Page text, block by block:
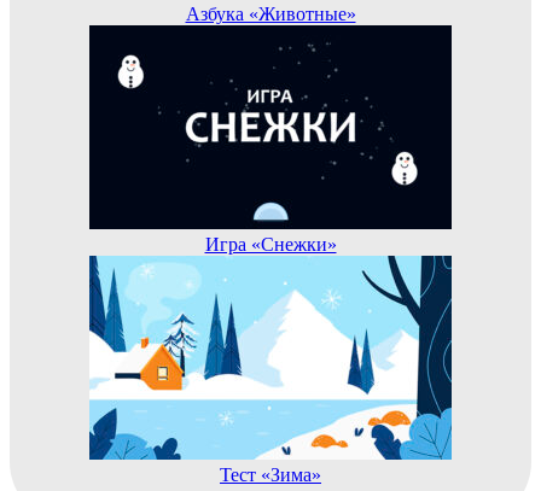
Азбука «Животные»
Игра «Снежки»
Тест «Зима»